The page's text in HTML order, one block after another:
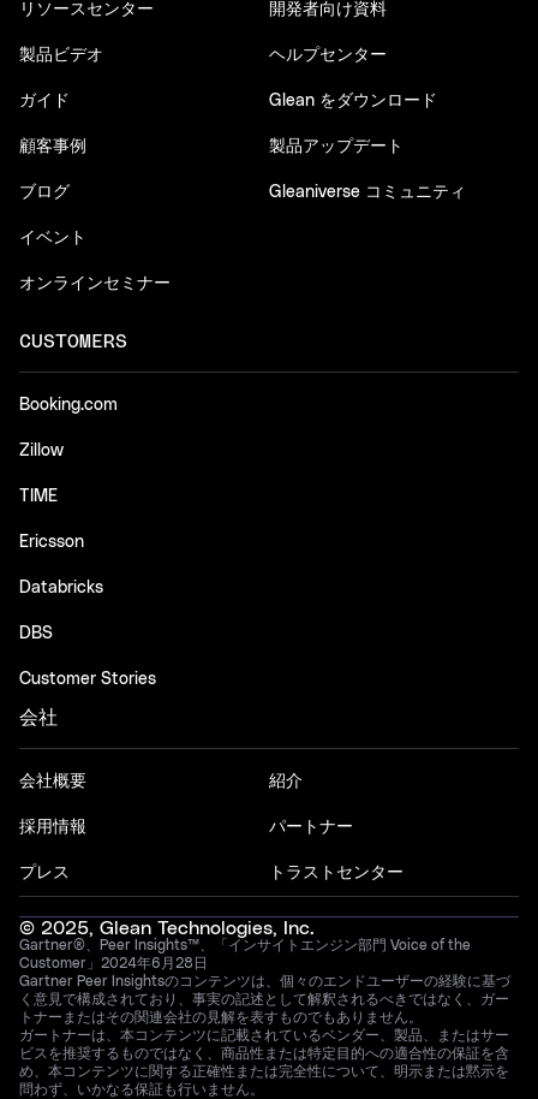
リソースセンター
製品ビデオ
ガイド
顧客事例
ブログ
イベント
オンラインセミナー
開発者向け資料
ヘルプセンター
Glean をダウンロード
製品アップデート
Gleaniverse コミュニティ
CUSTOMERS
Booking.com
Zillow
TIME
Ericsson
Databricks
DBS
Customer Stories
会社
会社概要
採用情報
プレス
紹介
パートナー
トラストセンター
© 2025, Glean Technologies, Inc.
Gartner®、Peer Insights™、「インサイトエンジン部門 Voice of the
Customer」2024年6月28日
Gartner Peer Insightsのコンテンツは、個々のエンドユーザーの経験に基づ
く意見で構成されており、事実の記述として解釈されるべきではなく、ガー
トナーまたはその関連会社の見解を表すものでもありません。
ガートナーは、本コンテンツに記載されているベンダー、製品、またはサー
ビスを推奨するものではなく、商品性または特定目的への適合性の保証を含
め、本コンテンツに関する正確性または完全性について、明示または黙示を
問わず、いかなる保証も行いません。